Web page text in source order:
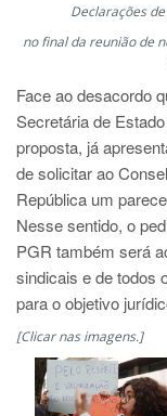
Declarações
no final da reunião de
Face ao desacordo
Secretária de
proposta, já
de solicitar ao
República um
Nesse sentido, o
PGR também será
sindicais e de todos
para o objetivo
[Clicar nas imagens.]